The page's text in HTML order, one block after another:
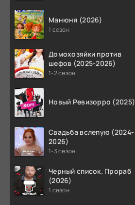
Манюня (2026)
1 сезон
Домохозяйки против
шефов (2025-2026)
1-2 сезон
Новый Ревизорро (2025)
Свадьба вслепую (2024-
2026)
1-3 сезон
Черный список. Прораб
(2026)
1 сезон